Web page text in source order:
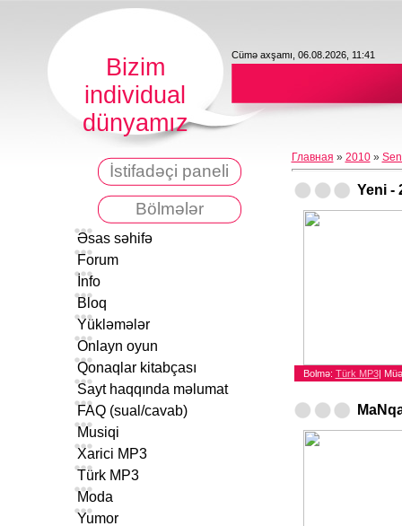
Bizim
individual
dünyamız
Cümə axşamı, 06.08.2026, 11:41
İstifadəçi paneli
Bölmələr
Əsas səhifə
Forum
İnfo
Bloq
Yükləmələr
Onlayn oyun
Qonaqlar kitabçası
Sayt haqqında məlumat
FAQ (sual/cavab)
Musiqi
Xarici MP3
Türk MP3
Moda
Yumor
Главная » 2010 »
Yeni -
Bolmə: Türk MP3|